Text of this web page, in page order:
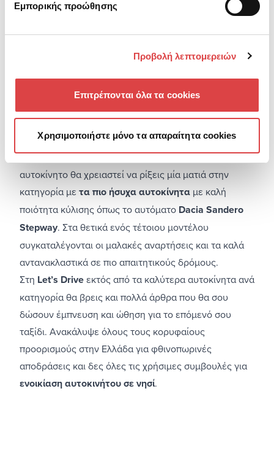
Εμπορικής προώθησης
Προβολή λεπτομερειών
Επιτρέπονται όλα τα cookies
Χρησιμοποιήστε μόνο τα απαραίτητα cookies
Σε ένα μεγάλο road trip είμαστε σίγουροι ότι θα
επαρχιακές οδούς, λακκούβες, περίεργες ανηφόρες
και απότομες κατηφόρες. Για να αποφύγεις τυχόν
κινδύνους και να απολαύσεις ένα ομαλό ταξίδι με το
αυτοκίνητο θα χρειαστεί να ρίξεις μία ματιά στην
κατηγορία με τα πιο ήσυχα αυτοκίνητα με καλή
ποιότητα κύλισης όπως το αυτόματο Dacia Sandero
Stepway. Στα θετικά ενός τέτοιου μοντέλου
συγκαταλέγονται οι μαλακές αναρτήσεις και τα καλά
αντανακλαστικά σε πιο απαιτητικούς δρόμους.
Στη Let’s Driveεκτός από τα καλύτερα αυτοκίνητα ανά
κατηγορία θα βρεις και πολλά άρθρα που θα σου
δώσουν έμπνευση και ώθηση για το επόμενό σου
ταξίδι. Ανακάλυψε όλους τους κορυφαίους
προορισμούς στην Ελλάδα για φθινοπωρινές
αποδράσεις και δες όλες τις χρήσιμες συμβουλές για
ενοικίαση αυτοκινήτου σε νησί.